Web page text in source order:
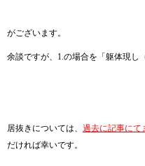
がございます。
余談ですが、1.の場合を「躯体現し
居抜きについては、 過去に記事にて
だければ幸いです。